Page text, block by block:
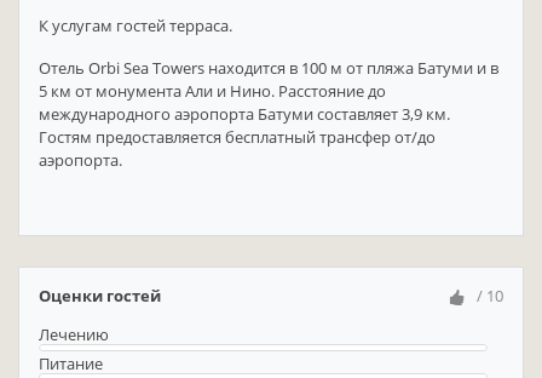
К услугам гостей терраса.
Отель Orbi Sea Towers находится в 100 м от пляжа Батуми и в
5 км от монумента Али и Нино. Расстояние до
международного аэропорта Батуми составляет 3,9 км.
Гостям предоставляется бесплатный трансфер от/до
аэропорта.
Оценки гостей
/ 10
Лечению
Питание